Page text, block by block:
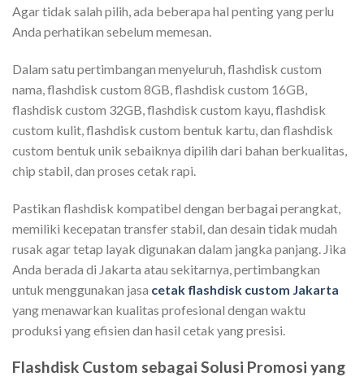
Agar tidak salah pilih, ada beberapa hal penting yang perlu
Anda perhatikan sebelum memesan.
Dalam satu pertimbangan menyeluruh, flashdisk custom
nama, flashdisk custom 8GB, flashdisk custom 16GB,
flashdisk custom 32GB, flashdisk custom kayu, flashdisk
custom kulit, flashdisk custom bentuk kartu, dan flashdisk
custom bentuk unik sebaiknya dipilih dari bahan berkualitas,
chip stabil, dan proses cetak rapi.
Pastikan flashdisk kompatibel dengan berbagai perangkat,
memiliki kecepatan transfer stabil, dan desain tidak mudah
rusak agar tetap layak digunakan dalam jangka panjang. Jika
Anda berada di Jakarta atau sekitarnya, pertimbangkan
untuk menggunakan jasa cetak flashdisk custom Jakarta
yang menawarkan kualitas profesional dengan waktu
produksi yang efisien dan hasil cetak yang presisi.
Flashdisk Custom sebagai Solusi Promosi yang